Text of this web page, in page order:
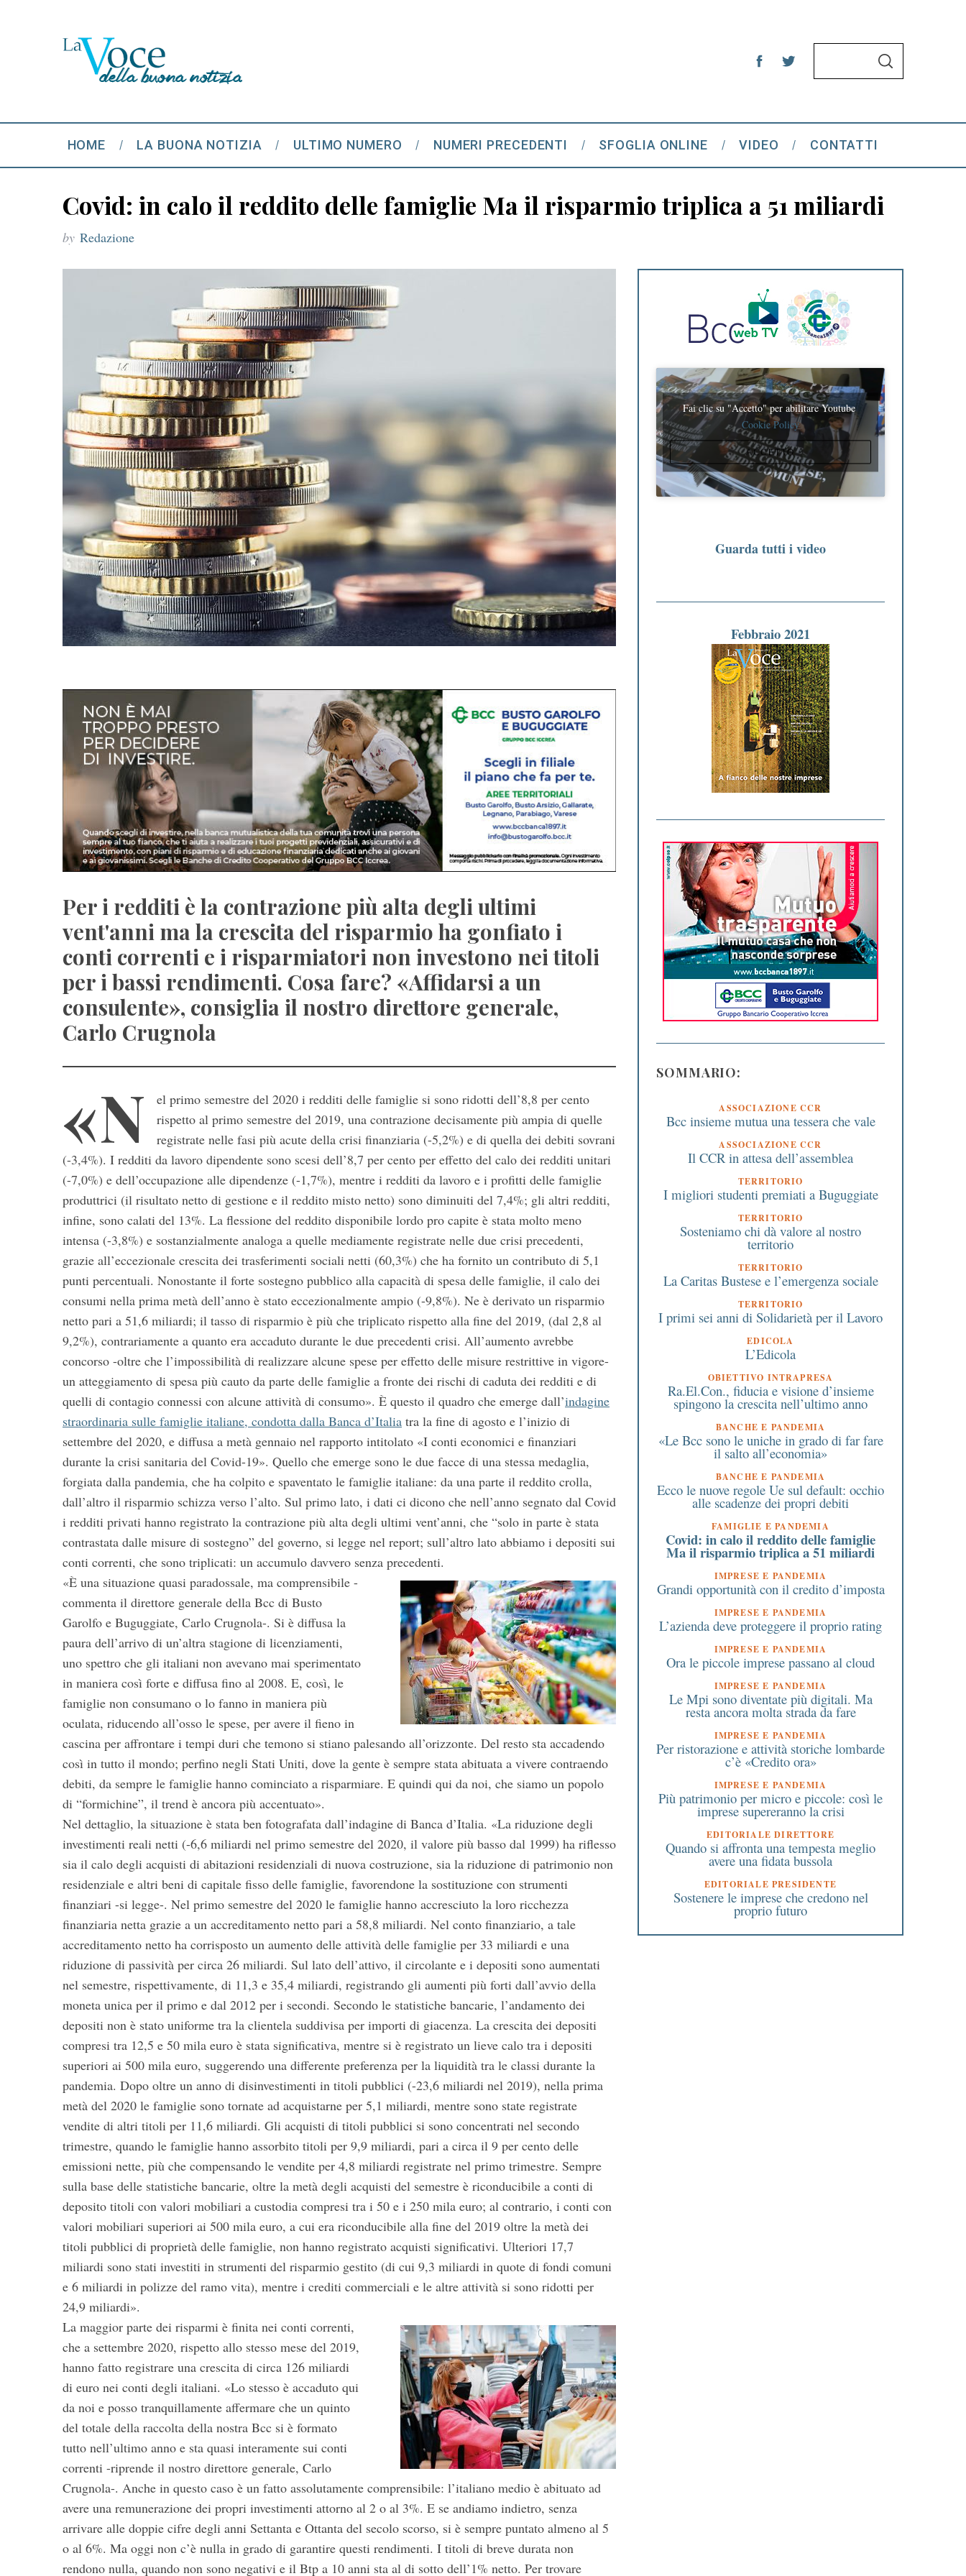
h
f
o
r
S
HOME LA BUONA NOTIZIA ULTIMO NUMERO NUMERI PRECEDENTI SFOGLIA ONLINE VIDEO CONTATTI
Covid: in calo il reddito delle famiglie Ma il risparmio triplica a 51 miliardi
by Redazione
Per i redditi è la contrazione più alta degli ultimi
vent'anni ma la crescita del risparmio ha gonfiato i
conti correnti e i risparmiatori non investono nei titoli
per i bassi rendimenti. Cosa fare? «Affidarsi a un
consulente», consiglia il nostro direttore generale,
Carlo Crugnola
«N
el primo semestre del 2020 i redditi delle famiglie si sono ridotti dell’8,8 per cento
rispetto al primo semestre del 2019, una contrazione decisamente più ampia di quelle
registrate nelle fasi più acute della crisi finanziaria (-5,2%) e di quella dei debiti sovrani
(-3,4%). I redditi da lavoro dipendente sono scesi dell’8,7 per cento per effetto del calo dei redditi unitari
(-7,0%) e dell’occupazione alle dipendenze (-1,7%), mentre i redditi da lavoro e i profitti delle famiglie
produttrici (il risultato netto di gestione e il reddito misto netto) sono diminuiti del 7,4%; gli altri redditi,
infine, sono calati del 13%. La flessione del reddito disponibile lordo pro capite è stata molto meno
intensa (-3,8%) e sostanzialmente analoga a quelle mediamente registrate nelle due crisi precedenti,
grazie all’eccezionale crescita dei trasferimenti sociali netti (60,3%) che ha fornito un contributo di 5,1
punti percentuali. Nonostante il forte sostegno pubblico alla capacità di spesa delle famiglie, il calo dei
consumi nella prima metà dell’anno è stato eccezionalmente ampio (-9,8%). Ne è derivato un risparmio
netto pari a 51,6 miliardi; il tasso di risparmio è più che triplicato rispetto alla fine del 2019, (dal 2,8 al
9,2%), contrariamente a quanto era accaduto durante le due precedenti crisi. All’aumento avrebbe
concorso -oltre che l’impossibilità di realizzare alcune spese per effetto delle misure restrittive in vigore-
un atteggiamento di spesa più cauto da parte delle famiglie a fronte dei rischi di caduta dei redditi e di
quelli di contagio connessi con alcune attività di consumo». È questo il quadro che emerge dall’indagine
straordinaria sulle famiglie italiane, condotta dalla Banca d’Italia tra la fine di agosto e l’inizio di
settembre del 2020, e diffusa a metà gennaio nel rapporto intitolato «I conti economici e finanziari
durante la crisi sanitaria del Covid-19». Quello che emerge sono le due facce di una stessa medaglia,
forgiata dalla pandemia, che ha colpito e spaventato le famiglie italiane: da una parte il reddito crolla,
dall’altro il risparmio schizza verso l’alto. Sul primo lato, i dati ci dicono che nell’anno segnato dal Covid
i redditi privati hanno registrato la contrazione più alta degli ultimi vent’anni, che “solo in parte è stata
contrastata dalle misure di sostegno” del governo, si legge nel report; sull’altro lato abbiamo i depositi sui
conti correnti, che sono triplicati: un accumulo davvero senza precedenti.
«È una situazione quasi paradossale, ma comprensibile -
commenta il direttore generale della Bcc di Busto
Garolfo e Buguggiate, Carlo Crugnola-. Si è diffusa la
paura dell’arrivo di un’altra stagione di licenziamenti,
uno spettro che gli italiani non avevano mai sperimentato
in maniera così forte e diffusa fino al 2008. E, così, le
famiglie non consumano o lo fanno in maniera più
oculata, riducendo all’osso le spese, per avere il fieno in
cascina per affrontare i tempi duri che temono si stiano palesando all’orizzonte. Del resto sta accadendo
così in tutto il mondo; perfino negli Stati Uniti, dove la gente è sempre stata abituata a vivere contraendo
debiti, da sempre le famiglie hanno cominciato a risparmiare. E quindi qui da noi, che siamo un popolo
di “formichine”, il trend è ancora più accentuato».
Nel dettaglio, la situazione è stata ben fotografata dall’indagine di Banca d’Italia. «La riduzione degli
investimenti reali netti (-6,6 miliardi nel primo semestre del 2020, il valore più basso dal 1999) ha riflesso
sia il calo degli acquisti di abitazioni residenziali di nuova costruzione, sia la riduzione di patrimonio non
residenziale e altri beni di capitale fisso delle famiglie, favorendone la sostituzione con strumenti
finanziari -si legge-. Nel primo semestre del 2020 le famiglie hanno accresciuto la loro ricchezza
finanziaria netta grazie a un accreditamento netto pari a 58,8 miliardi. Nel conto finanziario, a tale
accreditamento netto ha corrisposto un aumento delle attività delle famiglie per 33 miliardi e una
riduzione di passività per circa 26 miliardi. Sul lato dell’attivo, il circolante e i depositi sono aumentati
nel semestre, rispettivamente, di 11,3 e 35,4 miliardi, registrando gli aumenti più forti dall’avvio della
moneta unica per il primo e dal 2012 per i secondi. Secondo le statistiche bancarie, l’andamento dei
depositi non è stato uniforme tra la clientela suddivisa per importi di giacenza. La crescita dei depositi
compresi tra 12,5 e 50 mila euro è stata significativa, mentre si è registrato un lieve calo tra i depositi
superiori ai 500 mila euro, suggerendo una differente preferenza per la liquidità tra le classi durante la
pandemia. Dopo oltre un anno di disinvestimenti in titoli pubblici (-23,6 miliardi nel 2019), nella prima
metà del 2020 le famiglie sono tornate ad acquistarne per 5,1 miliardi, mentre sono state registrate
vendite di altri titoli per 11,6 miliardi. Gli acquisti di titoli pubblici si sono concentrati nel secondo
trimestre, quando le famiglie hanno assorbito titoli per 9,9 miliardi, pari a circa il 9 per cento delle
emissioni nette, più che compensando le vendite per 4,8 miliardi registrate nel primo trimestre. Sempre
sulla base delle statistiche bancarie, oltre la metà degli acquisti del semestre è riconducibile a conti di
deposito titoli con valori mobiliari a custodia compresi tra i 50 e i 250 mila euro; al contrario, i conti con
valori mobiliari superiori ai 500 mila euro, a cui era riconducibile alla fine del 2019 oltre la metà dei
titoli pubblici di proprietà delle famiglie, non hanno registrato acquisti significativi. Ulteriori 17,7
miliardi sono stati investiti in strumenti del risparmio gestito (di cui 9,3 miliardi in quote di fondi comuni
e 6 miliardi in polizze del ramo vita), mentre i crediti commerciali e le altre attività si sono ridotti per
24,9 miliardi».
La maggior parte dei risparmi è finita nei conti correnti,
che a settembre 2020, rispetto allo stesso mese del 2019,
hanno fatto registrare una crescita di circa 126 miliardi
di euro nei conti degli italiani. «Lo stesso è accaduto qui
da noi e posso tranquillamente affermare che un quinto
del totale della raccolta della nostra Bcc si è formato
tutto nell’ultimo anno e sta quasi interamente sui conti
correnti -riprende il nostro direttore generale, Carlo
Crugnola-. Anche in questo caso è un fatto assolutamente comprensibile: l’italiano medio è abituato ad
avere una remunerazione dei propri investimenti attorno al 2 o al 3%. E se andiamo indietro, senza
arrivare alle doppie cifre degli anni Settanta e Ottanta del secolo scorso, si è sempre puntato almeno al 5
o al 6%. Ma oggi non c’è nulla in grado di garantire questi rendimenti. I titoli di breve durata non
rendono nulla, quando non sono negativi e il Btp a 10 anni sta al di sotto dell’1% netto. Per trovare
Fai clic su "Accetto" per abilitare Youtube
Cookie Policy
ACCETTO
Guarda tutti i video
Febbraio 2021
SOMMARIO:
ASSOCIAZIONE CCR
Bcc insieme mutua una tessera che vale
ASSOCIAZIONE CCR
Il CCR in attesa dell’assemblea
TERRITORIO
I migliori studenti premiati a Buguggiate
TERRITORIO
Sosteniamo chi dà valore al nostro
territorio
TERRITORIO
La Caritas Bustese e l’emergenza sociale
TERRITORIO
I primi sei anni di Solidarietà per il Lavoro
EDICOLA
L’Edicola
OBIETTIVO INTRAPRESA
Ra.El.Con., fiducia e visione d’insieme
spingono la crescita nell’ultimo anno
BANCHE E PANDEMIA
«Le Bcc sono le uniche in grado di far fare
il salto all’economia»
BANCHE E PANDEMIA
Ecco le nuove regole Ue sul default: occhio
alle scadenze dei propri debiti
FAMIGLIE E PANDEMIA
Covid: in calo il reddito delle famiglie
Ma il risparmio triplica a 51 miliardi
IMPRESE E PANDEMIA
Grandi opportunità con il credito d’imposta
IMPRESE E PANDEMIA
L’azienda deve proteggere il proprio rating
IMPRESE E PANDEMIA
Ora le piccole imprese passano al cloud
IMPRESE E PANDEMIA
Le Mpi sono diventate più digitali. Ma
resta ancora molta strada da fare
IMPRESE E PANDEMIA
Per ristorazione e attività storiche lombarde
c’è «Credito ora»
IMPRESE E PANDEMIA
Più patrimonio per micro e piccole: così le
imprese supereranno la crisi
EDITORIALE DIRETTORE
Quando si affronta una tempesta meglio
avere una fidata bussola
EDITORIALE PRESIDENTE
Sostenere le imprese che credono nel
proprio futuro
S
r
c
h
r
: